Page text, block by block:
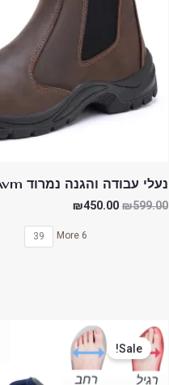
נעלי עבודה והגנה נמרוד Avm
₪599.00
₪450.00
39 6 More
Sale!
המחיר
המקורי
היה:
₪450.00.
הנוכחי
הוא:
₪325.00.